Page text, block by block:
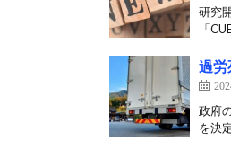
研究
「
過労
政府
を決